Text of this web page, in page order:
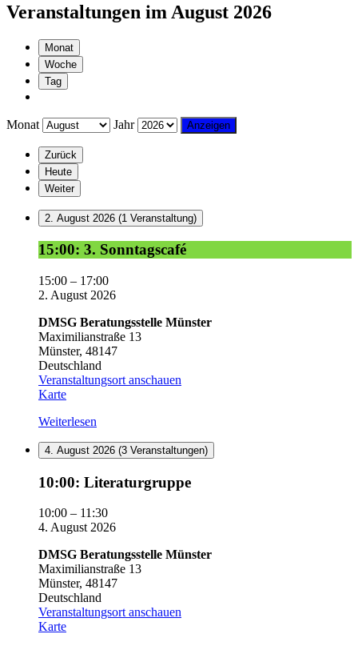
Veranstaltungen im August 2026
Monat
Woche
Tag
Monat Jahr
Zurück
Heute
Weiter
2. August 2026 (1 Veranstaltung)
15:00:
3.
Sonntagscafé
15:00: 3. Sonntagscafé
15:00 – 17:00
2. August 2026
DMSG Beratungsstelle Münster
Maximilianstraße 13
Münster, 48147
Deutschland
Veranstaltungsort anschauen
KarteDMSG
Münster
Weiterlesen
4. August 2026 (3 Veranstaltungen)
10:00:
10:00: Literaturgruppe
10:00 – 11:30
4. August 2026
DMSG Beratungsstelle Münster
Maximilianstraße 13
Münster, 48147
Deutschland
Veranstaltungsort anschauen
KarteDMSG